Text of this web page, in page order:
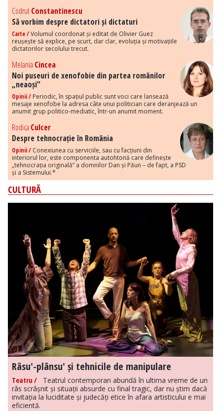
CodrutConstantinescu
Să vorbim despre dictatori și dictaturi
Carte /Volumul coordonat și editat de Olivier Guez
reușește să explice, pe scurt, dar clar, evoluția și motivațiile
dictatorilor secolului trecut.
Melania Cincea
Noi puseuri de xenofobie din partea românilor
„neaoși”
Opinii / Periodic, în spațiul public sunt voci care lansează
mesaje xenofobe la adresa câte unui politician care deranjează un
anumit grup politico-mediatic, într-un anumit moment.
Rodica Culcer
Despre tehnocrație în România
Opinii / Conexiunea cu serviciile, sau cu facțiuni din
interiorul lor, este componenta autohtonă care definește
„tehnocrația originală” a domnilor Dan și Păun – de fapt, a PSD
și a Sistemului.*
CULTURĂ
Râsu'-plânsu' și tehnicile de manipulare
Teatru / Teatrul contemporan abundă în ultima vreme de un
râs scrâșnit și situații absurde cu final tragic, dar nu știm dacă
invitația la luciditate și judecăți etice în afara artisticului e mai
eficientă.